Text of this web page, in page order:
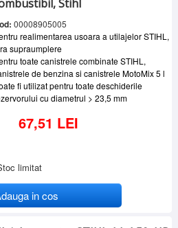
Stihl
00008905005
realimentarea usoara a utilajelor STIHL,
supraumplere
toate canistrele combinate STIHL,
de benzina si canistrele MotoMix 5 l
fi utilizat pentru toate deschiderile
cu diametrul > 23,5 mm
67,51 LEI
limitat
in cos